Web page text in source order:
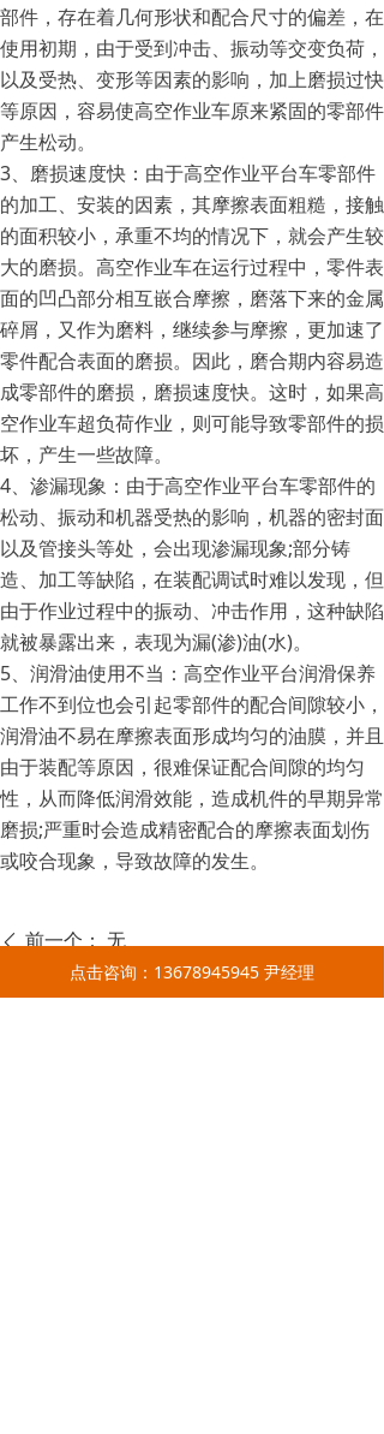
部件，存在着几何形状和配合尺寸的偏差，在
使用初期，由于受到冲击、振动等交变负荷，
以及受热、变形等因素的影响，加上磨损过快
等原因，容易使高空作业车原来紧固的零部件
产生松动。
3、磨损速度快：由于高空作业平台车零部件
的加工、安装的因素，其摩擦表面粗糙，接触
的面积较小，承重不均的情况下，就会产生较
大的磨损。高空作业车在运行过程中，零件表
面的凹凸部分相互嵌合摩擦，磨落下来的金属
碎屑，又作为磨料，继续参与摩擦，更加速了
零件配合表面的磨损。因此，磨合期内容易造
成零部件的磨损，磨损速度快。这时，如果高
空作业车超负荷作业，则可能导致零部件的损
坏，产生一些故障。
4、渗漏现象：由于高空作业平台车零部件的
松动、振动和机器受热的影响，机器的密封面
以及管接头等处，会出现渗漏现象;部分铸
造、加工等缺陷，在装配调试时难以发现，但
由于作业过程中的振动、冲击作用，这种缺陷
就被暴露出来，表现为漏(渗)油(水)。
5、润滑油使用不当：高空作业平台润滑保养
工作不到位也会引起零部件的配合间隙较小，
润滑油不易在摩擦表面形成均匀的油膜，并且
由于装配等原因，很难保证配合间隙的均匀
性，从而降低润滑效能，造成机件的早期异常
磨损;严重时会造成精密配合的摩擦表面划伤
或咬合现象，导致故障的发生。
ꄴ 前一个：无
后一个： 无
点击咨询：13678945945 尹经理